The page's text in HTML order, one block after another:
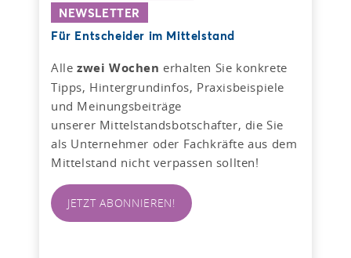
NEWSLETTER
Für Entscheider im Mittelstand
Alle zwei Wochen erhalten Sie konkrete
Tipps, Hintergrundinfos, Praxisbeispiele
und Meinungsbeiträge
unserer Mittelstandsbotschafter, die Sie
als Unternehmer oder Fachkräfte aus dem
Mittelstand nicht verpassen sollten!
JETZT ABONNIEREN!